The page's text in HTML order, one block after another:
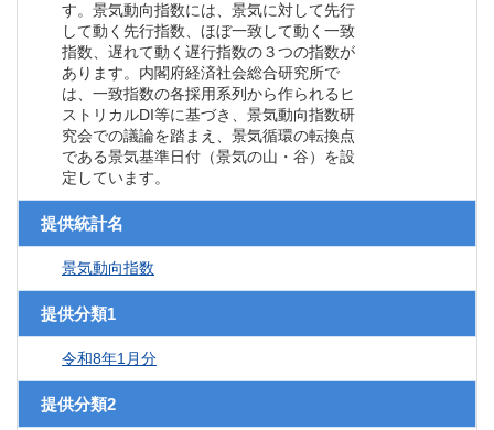
す。景気動向指数には、景気に対して先行
して動く先行指数、ほぼ一致して動く一致
指数、遅れて動く遅行指数の３つの指数が
あります。内閣府経済社会総合研究所で
は、一致指数の各採用系列から作られるヒ
ストリカルDI等に基づき、景気動向指数研
究会での議論を踏まえ、景気循環の転換点
である景気基準日付（景気の山・谷）を設
定しています。
提供統計名
景気動向指数
提供分類1
令和8年1月分
提供分類2